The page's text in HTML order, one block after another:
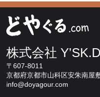
株式会社
〒607-8011
京都府京都市山科区安朱南屋
info@doyagour.com